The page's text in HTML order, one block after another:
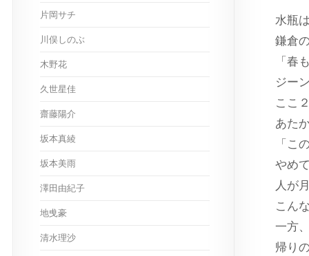
水瓶
鎌倉
「春
ジー
ここ
あた
「こ
やめ
人が
こん
一方
帰り
片岡サチ
川俣しのぶ
木野花
久世星佳
齋藤陽介
坂本真綾
坂本美雨
澤田由紀子
地曵豪
清水理沙